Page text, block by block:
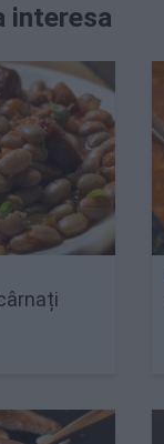
interesa